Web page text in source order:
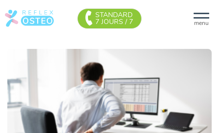
menu
STANDARD
7 JOURS / 7